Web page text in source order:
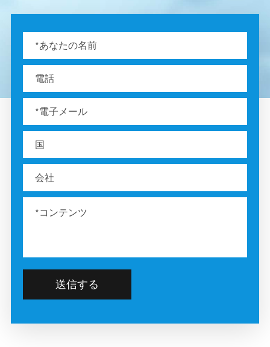
送信する